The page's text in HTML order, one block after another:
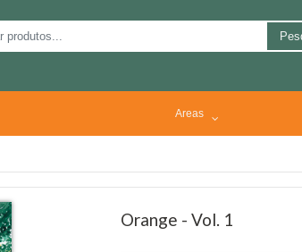
Areas
Orange - Vol. 1